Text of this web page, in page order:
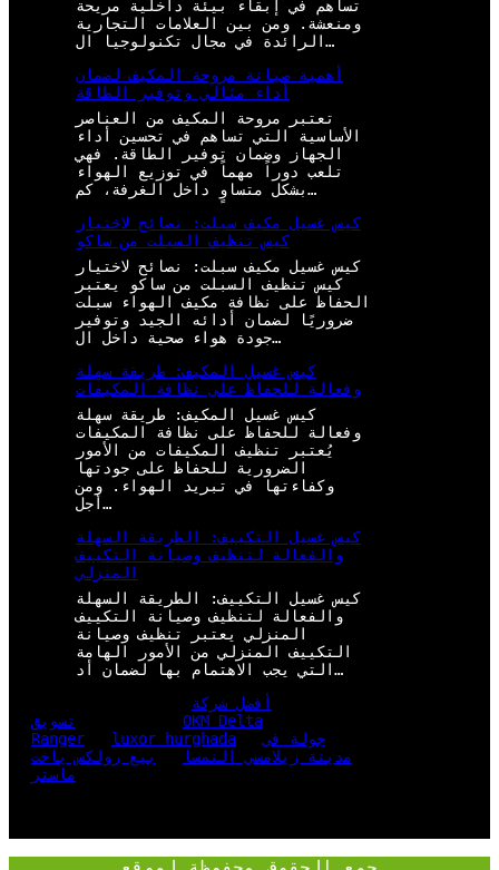
تساهم في إبقاء بيئة داخلية مريحة
ومنعشة. ومن بين العلامات التجارية
الرائدة في مجال تكنولوجيا ال…
أهمية صيانة مروحة المكيف لضمان
أداء مثالي وتوفير الطاقة
تعتبر مروحة المكيف من العناصر
الأساسية التي تساهم في تحسين أداء
الجهاز وضمان توفير الطاقة. فهي
تلعب دوراً مهماً في توزيع الهواء
بشكل متساوٍ داخل الغرفة، كم…
كيس غسيل مكيف سبلت: نصائح لاختيار
كيس تنظيف السبلت من ساكو
كيس غسيل مكيف سبلت: نصائح لاختيار
كيس تنظيف السبلت من ساكو يعتبر
الحفاظ على نظافة مكيف الهواء سبلت
ضروريًا لضمان أدائه الجيد وتوفير
جودة هواء صحية داخل ال…
كيس غسيل المكيف: طريقة سهلة
وفعالة للحفاظ على نظافة المكيفات
كيس غسيل المكيف: طريقة سهلة
وفعالة للحفاظ على نظافة المكيفات
يُعتبر تنظيف المكيفات من الأمور
الضرورية للحفاظ على جودتها
وكفاءتها في تبريد الهواء. ومن
أجل…
كيس غسيل التكييف: الطريقة السهلة
والفعالة لتنظيف وصيانة التكييف
المنزلي
كيس غسيل التكييف: الطريقة السهلة
والفعالة لتنظيف وصيانة التكييف
المنزلي يعتبر تنظيف وصيانة
التكييف المنزلي من الأمور الهامة
التي يجب الاهتمام بها لضمان أد…
أفضل شركة
تسويق
OKM Delta
Ranger
luxor hurghada
جولة في
مدينة زيلامسي النمسا
بيع رولكس ياخت
ماستر